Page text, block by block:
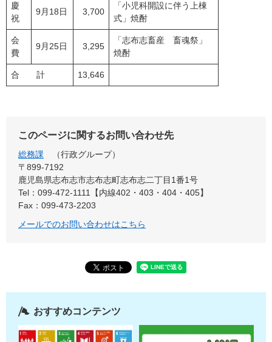
慶
祝
9月18日 3,700
「小児科開設に伴う上棟
式」焼酎
会
費
9月25日 3,295
「志布志畜産 畜魂祭」
焼酎
合 計 13,646
このページに関するお問い合わせ先
総務課
行政グループ
〒899-7192
鹿児島県志布志市志布志町志布志二丁目1番1号
Tel：099-472-1111【内線402・403・404・405】
Fax：099-473-2203
メールでのお問い合わせはこちら
おすすめコンテンツ